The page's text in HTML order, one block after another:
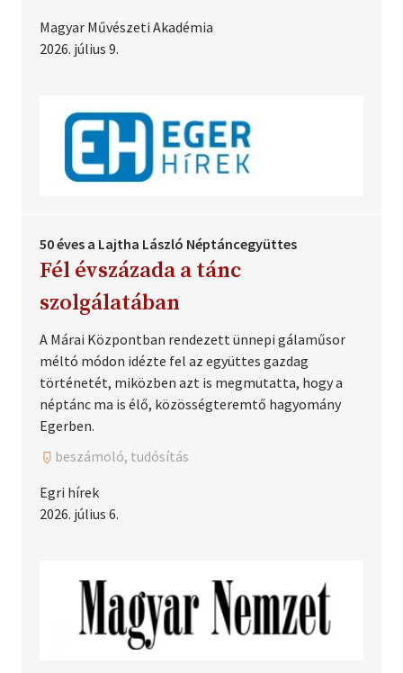
Magyar Művészeti Akadémia
2026. július 9.
50 éves a Lajtha László Néptáncegyüttes
Fél évszázada a tánc
szolgálatában
A Márai Központban rendezett ünnepi gálaműsor
méltó módon idézte fel az együttes gazdag
történetét, miközben azt is megmutatta, hogy a
néptánc ma is élő, közösségteremtő hagyomány
Egerben.
beszámoló, tudósítás
Egri hírek
2026. július 6.